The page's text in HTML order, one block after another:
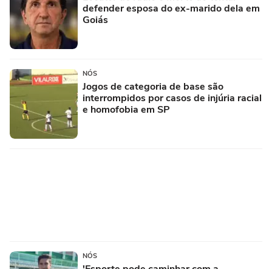
defender esposa do ex-marido dela em
Goiás
NÓS
Jogos de categoria de base são
interrompidos por casos de injúria racial
e homofobia em SP
NÓS